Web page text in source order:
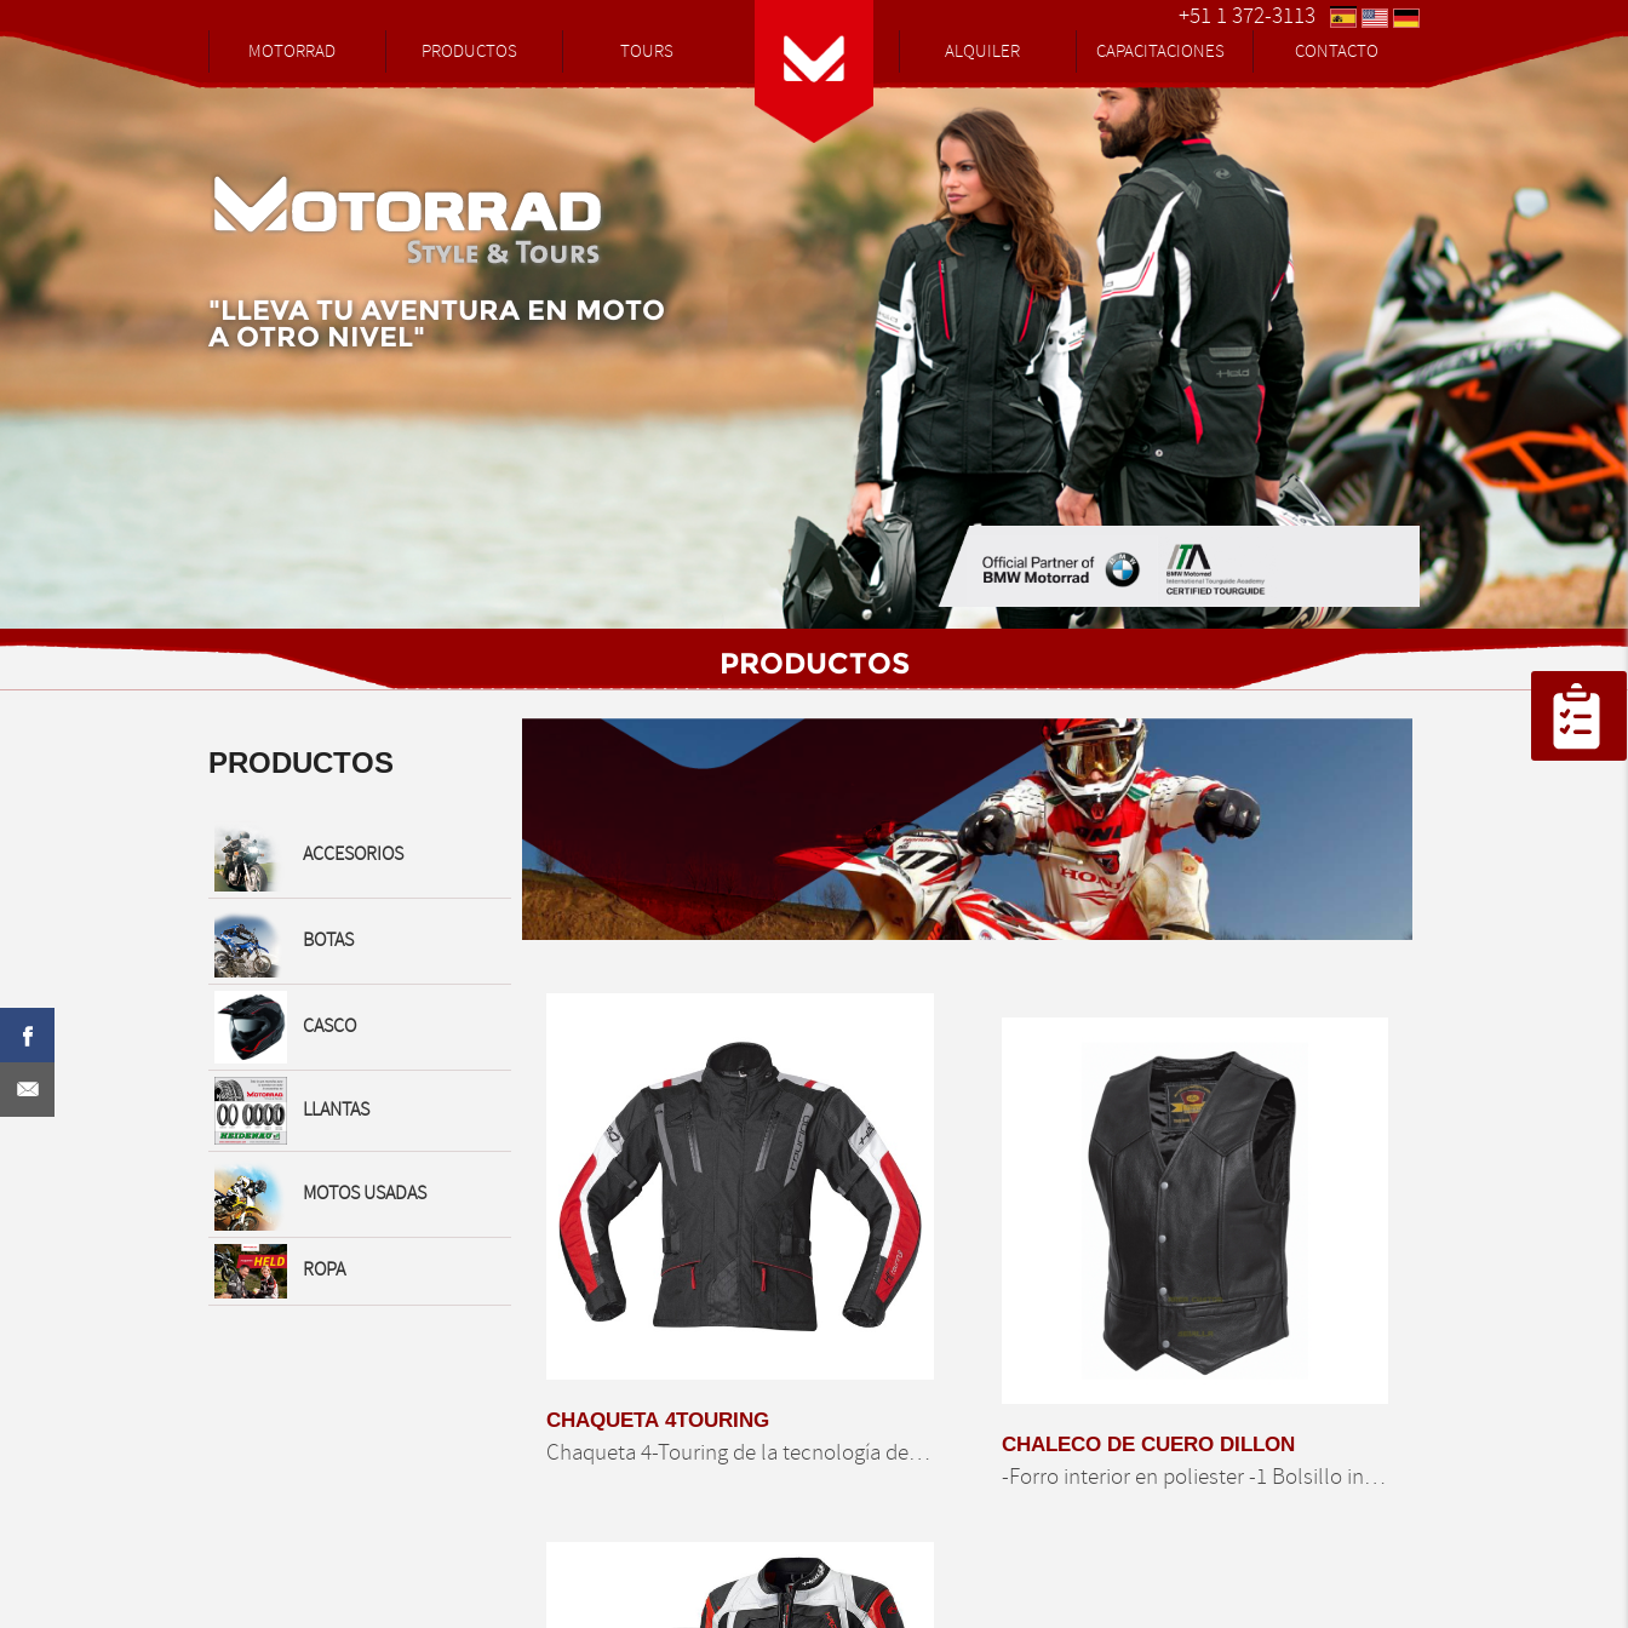
MOTORRAD PRODUCTOS TOURS
+51 1 372-3113
ALQUILER CAPACITACIONES CONTACTO
"LLEVA TU AVENTURA EN MOTO
A OTRO NIVEL"
PRODUCTOS
PRODUCTOS
ACCESORIOS
BOTAS
CASCO
LLANTAS
MOTOS USADAS
ROPA
CHAQUETA 4TOURING
CHALECO DE CUERO DILLON